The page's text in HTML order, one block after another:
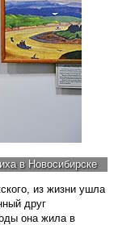
в Новосибирске
из жизни ушла
друг
она жила в